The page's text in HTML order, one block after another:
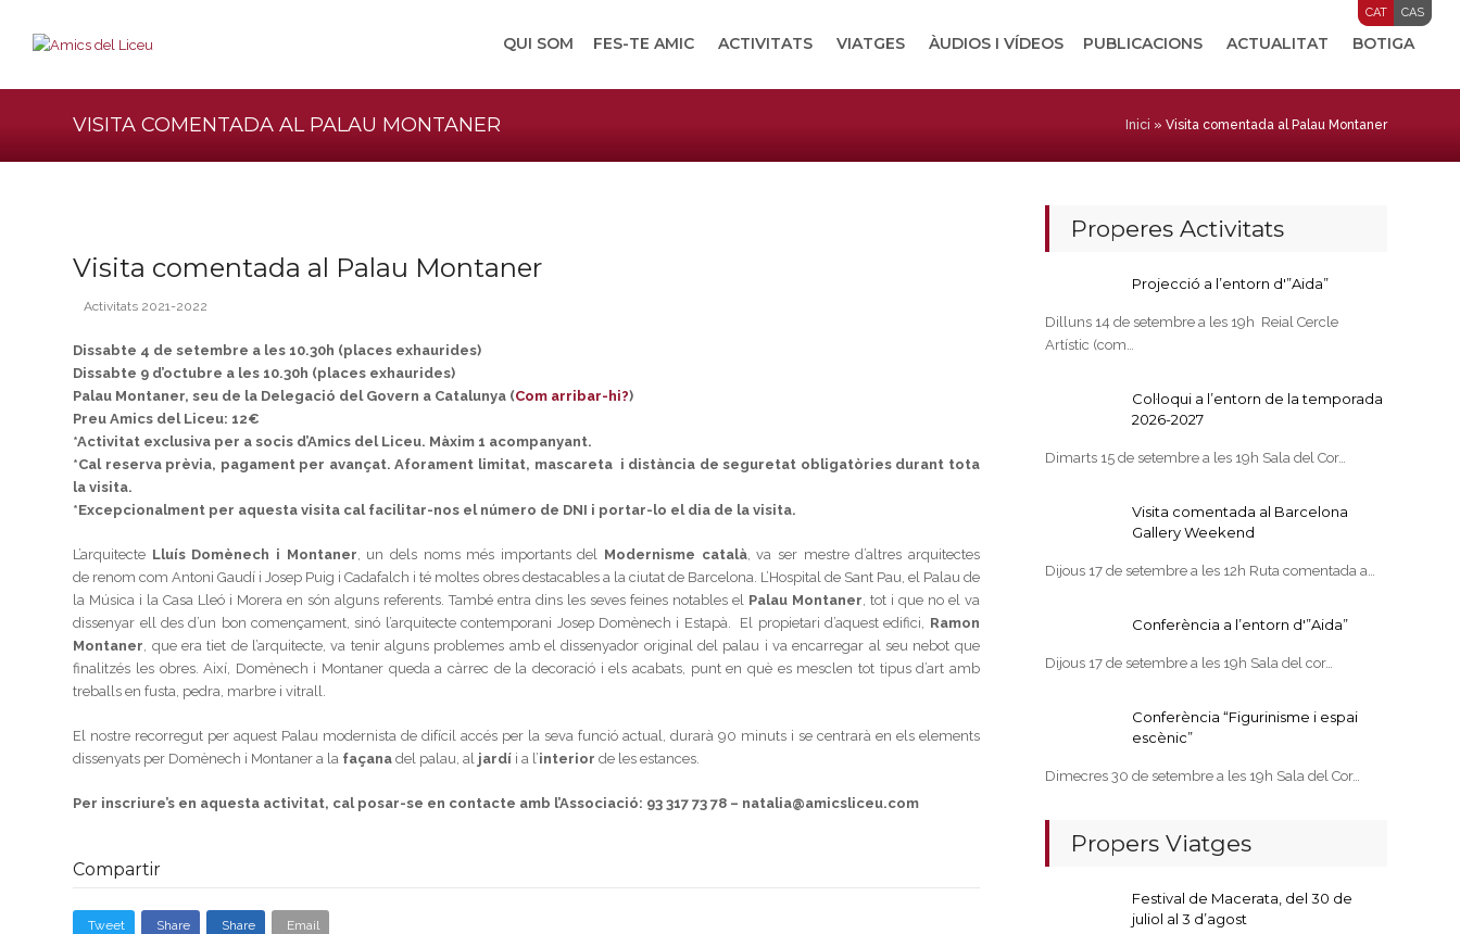
CAT CAS
QUI SOM FES-TE AMIC ACTIVITATS VIATGES ÀUDIOS I VÍDEOS PUBLICACIONS ACTUALITAT BOTIGA
VISITA COMENTADA AL PALAU MONTANER Inici » Visita comentada al Palau Montaner
Visita comentada al Palau Montaner
Activitats 2021-2022
Dissabte 4 de setembre a les 10.30h (places exhaurides)
Dissabte 9 d’octubre a les 10.30h (places exhaurides)
Palau Montaner, seu de la Delegació del Govern a Catalunya (Com arribar-hi?)
Preu Amics del Liceu: 12€
*Activitat exclusiva per a socis d’Amics del Liceu. Màxim 1 acompanyant.
*Cal reserva prèvia, pagament per avançat. Aforament limitat, mascareta i distància de seguretat obligatòries durant tota
la visita.
*Excepcionalment per aquesta visita cal facilitar-nos el número de DNI i portar-lo el dia de la visita.
L’arquitecte Lluís Domènech i Montaner, un dels noms més importants del Modernisme català, va ser mestre d’altres arquitectes
de renom com Antoni Gaudí i Josep Puig i Cadafalch i té moltes obres destacables a la ciutat de Barcelona. L’Hospital de Sant Pau, el Palau de
la Música i la Casa Lleó i Morera en són alguns referents. També entra dins les seves feines notables el Palau Montaner, tot i que no el va
dissenyar ell des d’un bon començament, sinó l’arquitecte contemporani Josep Domènech i Estapà. El propietari d’aquest edifici, Ramon
Montaner, que era tiet de l’arquitecte, va tenir alguns problemes amb el dissenyador original del palau i va encarregar al seu nebot que
finalitzés les obres. Així, Domènech i Montaner queda a càrrec de la decoració i els acabats, punt en què es mesclen tot tipus d’art amb
treballs en fusta, pedra, marbre i vitrall.
El nostre recorregut per aquest Palau modernista de difícil accés per la seva funció actual, durarà 90 minuts i se centrarà en elselements
dissenyats per Domènech i Montaner a la façana del palau, al jardí i a l’interior de les estances.
Per inscriure’s en aquesta activitat, cal posar-se en contacte amb l’Associació: 93 317 73 78 – natalia@amicsliceu.com
Compartir
Tweet Share Share Email
Properes Activitats
Projecció a l’entorn d'”Aida”
Dilluns 14 de setembre a les 19h Reial Cercle
Artístic (com…
Col·loqui a l’entorn de la temporada
2026-2027
Dimarts 15 de setembre a les 19h Sala del Cor…
Visita comentada al Barcelona
Gallery Weekend
Dijous 17 de setembre a les 12h Ruta comentada a…
Conferència a l’entorn d'”Aida”
Dijous 17 de setembre a les 19h Sala del cor…
Conferència “Figurinisme i espai
escènic”
Dimecres 30 de setembre a les 19h Sala del Cor…
Propers Viatges
Festival de Macerata, del 30 de
juliol al 3 d’agost